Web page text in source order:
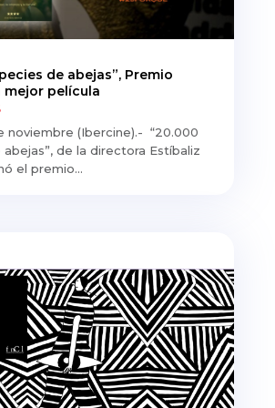
de abejas”, Premio
mejor película
noviembre (Ibercine).- “20.000
de la directora Estíbaliz
el premio...